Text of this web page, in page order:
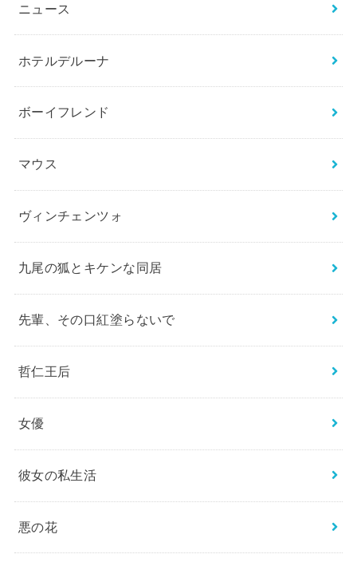
ニュース
ホテルデルーナ
ボーイフレンド
マウス
ヴィンチェンツォ
九尾の狐とキケンな同居
先輩、その口紅塗らないで
哲仁王后
女優
彼女の私生活
悪の花